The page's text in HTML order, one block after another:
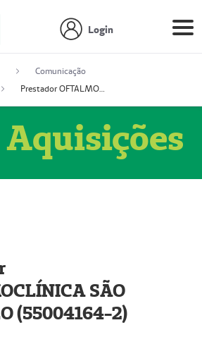
Login
Comunicação
Prestador OFTALMOCLÍNICA SÃO GONÇALO (55004164-2)
SÃO
(55004164-2)